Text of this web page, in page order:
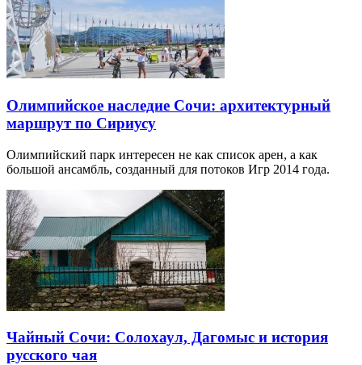
Олимпийское наследие Сочи: архитектурный
маршрут по Сириусу
Олимпийский парк интересен не как список арен, а как
большой ансамбль, созданный для потоков Игр 2014 года.
Чайный Сочи: Солохаул, Дагомыс и история
русского чая